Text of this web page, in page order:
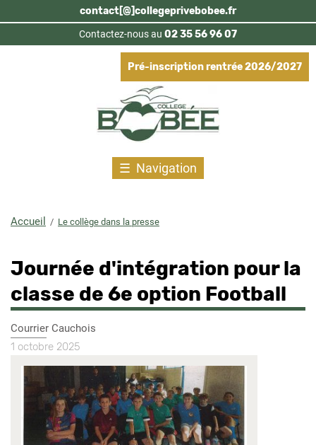
Aller
au
contenu
principal
contact[@]collegeprivebobee.fr
Contactez-nous au 02 35 56 96 07
Pré-inscription rentrée 2026/2027
Navigation
Accueil Le collège dans la presse
Journée d'intégration pour la
classe de 6e option Football
Nom
du
journal
Courrier Cauchois
date
article
1 octobre 2025
Image
presse